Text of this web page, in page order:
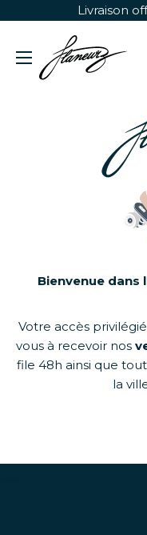
Se rendre au contenu
Livraison
Bienvenue dans
Votre accès
vous à recevoir nos
file 48h ainsi que
la